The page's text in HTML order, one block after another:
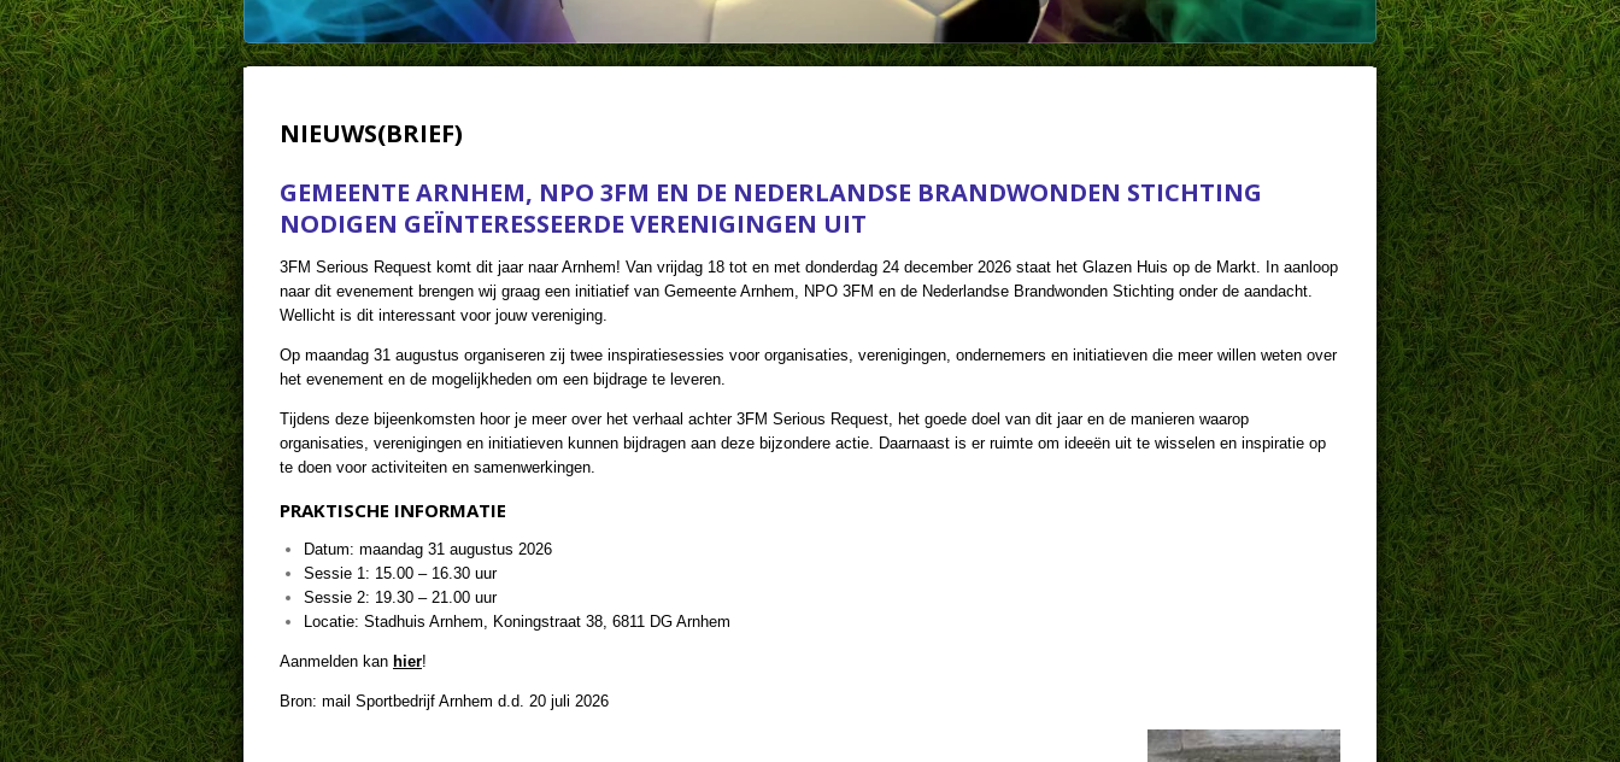
NIEUWS(BRIEF)
GEMEENTE ARNHEM, NPO 3FM EN DE NEDERLANDSE BRANDWONDEN STICHTING
NODIGEN GEÏNTERESSEERDE VERENIGINGEN UIT
3FM Serious Request komt dit jaar naar Arnhem! Van vrijdag 18 tot en met donderdag 24 december 2026 staat het Glazen Huis op de Markt. In aanloop
naar dit evenement brengen wij graag een initiatief van Gemeente Arnhem, NPO 3FM en de Nederlandse Brandwonden Stichting onder de aandacht.
Wellicht is dit interessant voor jouw vereniging.
Op maandag 31 augustus organiseren zij twee inspiratiesessies voor organisaties, verenigingen, ondernemers en initiatieven die meer willen weten over
het evenement en de mogelijkheden om een bijdrage te leveren.
Tijdens deze bijeenkomsten hoor je meer over het verhaal achter 3FM Serious Request, het goede doel van dit jaar en de manieren waarop
organisaties, verenigingen en initiatieven kunnen bijdragen aan deze bijzondere actie. Daarnaast is er ruimte om ideeën uit te wisselen en inspiratie op
te doen voor activiteiten en samenwerkingen.
PRAKTISCHE INFORMATIE
Datum: maandag 31 augustus 2026
Sessie 1: 15.00 – 16.30 uur
Sessie 2: 19.30 – 21.00 uur
Locatie: Stadhuis Arnhem, Koningstraat 38, 6811 DG Arnhem
Aanmelden kan hier!
Bron: mail Sportbedrijf Arnhem d.d. 20 juli 2026